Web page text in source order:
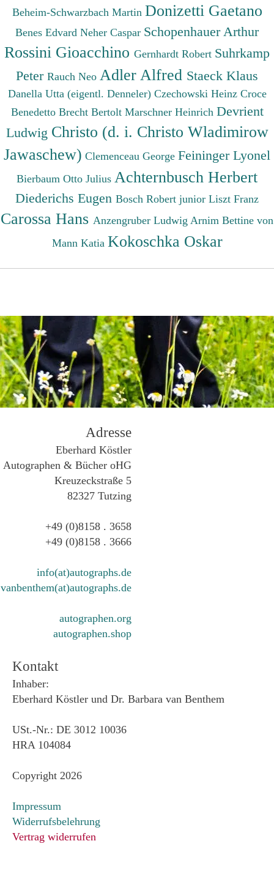
Beheim-Schwarzbach Martin Donizetti Gaetano
Benes Edvard Neher Caspar Schopenhauer Arthur
Rossini Gioacchino Gernhardt Robert Suhrkamp
Peter Rauch Neo Adler Alfred Staeck Klaus
Danella Utta (eigentl. Denneler) Czechowski Heinz Croce
Benedetto Brecht Bertolt Marschner Heinrich Devrient
Ludwig Christo (d. i. Christo Wladimirow
Jawaschew) Clemenceau George Feininger Lyonel
Bierbaum Otto Julius Achternbusch Herbert
Diederichs Eugen Bosch Robert junior Liszt Franz
Carossa Hans Anzengruber Ludwig Arnim Bettine von
Mann Katia Kokoschka Oskar
Adresse
Eberhard Köstler
Autographen & Bücher oHG
Kreuzeckstraße 5
82327 Tutzing
+49 (0)8158 . 3658
+49 (0)8158 . 3666
info(at)autographs.de
vanbenthem(at)autographs.de
autographen.org
autographen.shop
Kontakt
Inhaber:
Eberhard Köstler und Dr. Barbara van Benthem
USt.-Nr.: DE 3012 10036
HRA 104084
Copyright 2026
Impressum
Widerrufsbelehrung
Vertrag widerrufen